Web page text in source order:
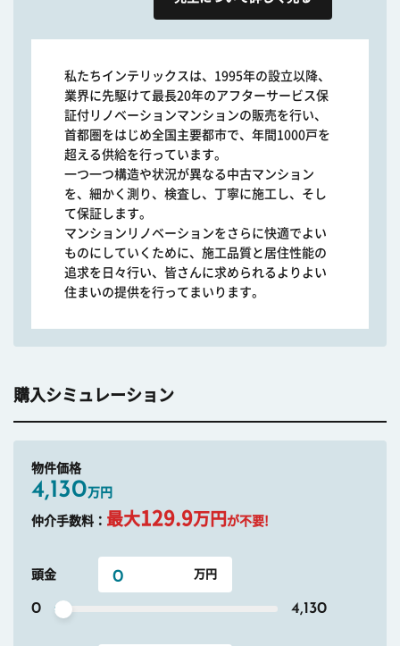
私たちインテリックスは、1995年の設立以降、
業界に先駆けて最長20年のアフターサービス保
証付リノベーションマンションの販売を行い、
首都圏をはじめ全国主要都市で、年間1000戸を
超える供給を行っています。
一つ一つ構造や状況が異なる中古マンション
を、細かく測り、検査し、丁寧に施工し、そし
て保証します。
マンションリノベーションをさらに快適でよい
ものにしていくために、施工品質と居住性能の
追求を日々行い、皆さんに求められるよりよい
住まいの提供を行ってまいります。
購入シミュレーション
物件価格
4,130万円
仲介手数料： 最大129.9万円 が不要!
頭金
0 4,130